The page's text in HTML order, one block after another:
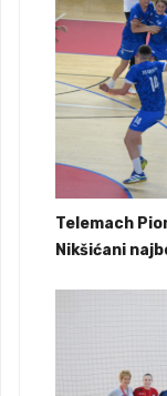
Telemach
Nikšićani